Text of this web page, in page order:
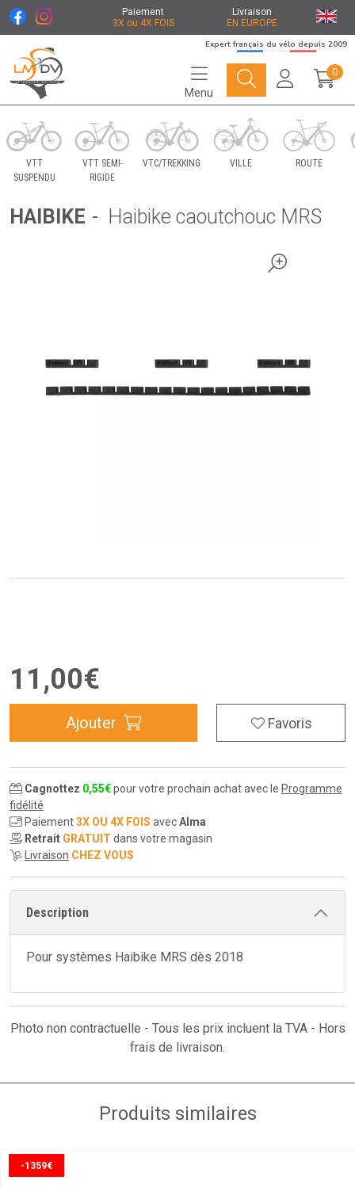
Paiement
3X ou 4X FOIS
Livraison
EN EUROPE
Le Marché du Vélo Votre distributeurs de vélo
Expert français du vélo depuis 2009
Menu
0
VTT
SUSPENDU
VTT SEMI-
RIGIDE
VTC/TREKKING VILLE ROUTE
HAIBIKE - Haibike caoutchouc MRS
11 ,00€
Ajouter Favoris
Cagnottez 0,55€pour votre prochain achat avec le Programme
fidélité
Paiement3X OU 4X FOIS avecAlma
Retrait GRATUIT dans votre magasin
Livraison CHEZ VOUS
Description
Pour systèmes Haibike MRS dès 2018
Photo non contractuelle - Tous les prix incluent la TVA - Hors
frais de livraison.
Produits similaires
-1359€